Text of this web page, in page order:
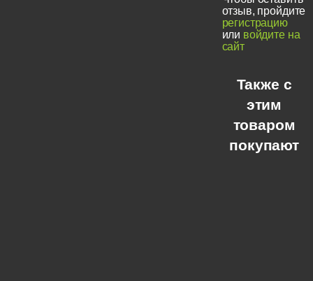
отзыв, пройдите
регистрацию
или войдите на
сайт
Также с
этим
товаром
покупают